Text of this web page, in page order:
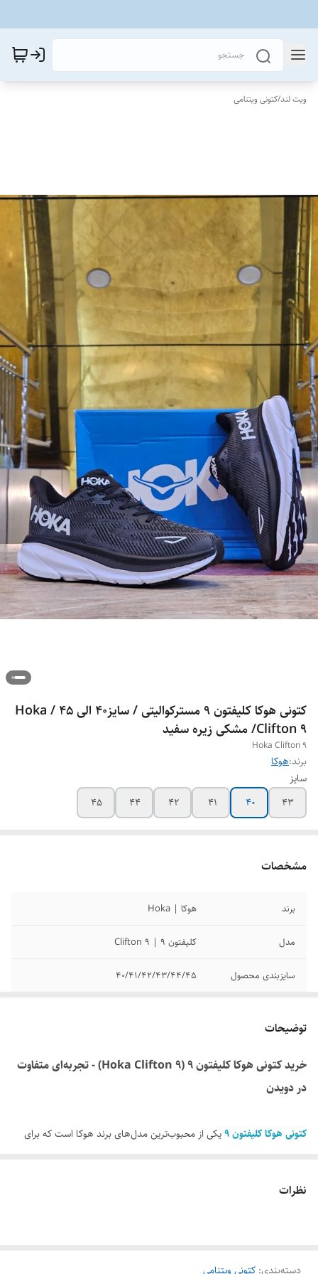
ویت لند/کتونی ویتنامی
کتونی هوکا کلیفتون 9 مسترکوالیتی / سایز40 الی 45 / Hoka
Clifton 9/ مشکی زیره سفید
Hoka Clifton 9
برند:هوکا
سایز
43
40
41
42
44
45
مشخصات
برند هوکا | Hoka
مدل کلیفتون 9 | Clifton 9
سایزبندی محصول 40/41/42/43/44/45
وضعیت کارکرد نو آکبند
توضیحات
خرید کتونی هوکا کلیفتون ۹ (Hoka Clifton 9) - تجربه‌ای متفاوت
در دویدن
کتونی هوکا کلیفتون ۹
یکی از محبوب‌ترین مدل‌های برند هوکا است که برای
ورزشکاران و کاربران روزمره فراهم می‌کند. اگر به دنبال کفشی هستید که
نظرات
دسته‌بندی: کتونی ویتنامی